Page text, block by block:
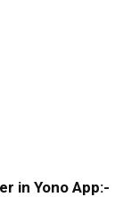
in Yono App:-